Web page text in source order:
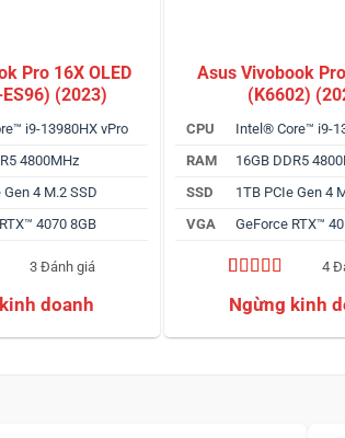
Pro 16X OLED
(2023)
i9-13980HX vPro
4800MHz
Gen 4 M.2 SSD
4070 8GB
3 Đánh giá
Asus Vivobook
(K6602)
CPU
Intel® Core™ i9-
RAM
16GB DDR5
SSD
1TB PCIe Gen 4
VGA
GeForce RTX™
4.75 trên 5
dựa trên
4